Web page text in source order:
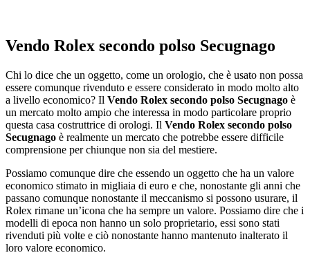
Vendo Rolex secondo polso Secugnago
Chi lo dice che un oggetto, come un orologio, che è usato non possa
essere comunque rivenduto e essere considerato in modo molto alto
a livello economico? Il Vendo Rolex secondo polso Secugnago è
un mercato molto ampio che interessa in modo particolare proprio
questa casa costruttrice di orologi. Il Vendo Rolex secondo polso
Secugnago è realmente un mercato che potrebbe essere difficile
comprensione per chiunque non sia del mestiere.
Possiamo comunque dire che essendo un oggetto che ha un valore
economico stimato in migliaia di euro e che, nonostante gli anni che
passano comunque nonostante il meccanismo si possono usurare, il
Rolex rimane un’icona che ha sempre un valore. Possiamo dire che i
modelli di epoca non hanno un solo proprietario, essi sono stati
rivenduti più volte e ciò nonostante hanno mantenuto inalterato il
loro valore economico.